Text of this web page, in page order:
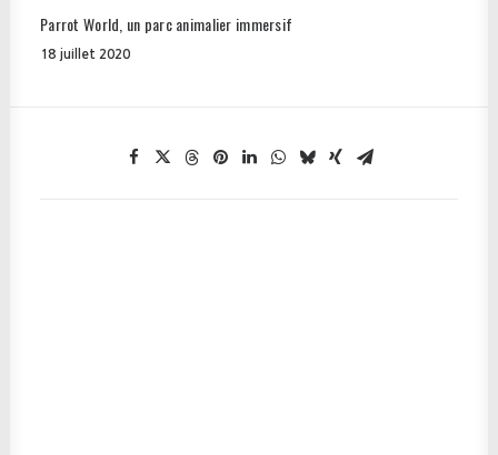
Parrot World, un parc animalier immersif
18 juillet 2020